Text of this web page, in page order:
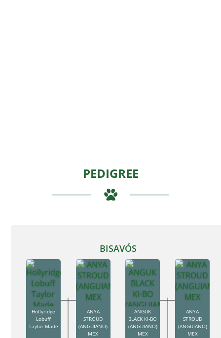
PEDIGREE
BISAVÓS
Hollyridge
Lobuff
Taylor Made
ANYA
STROUD
(ANGUIANO)
MEX
ANGUK
BLACK KI-BO
(ANGUIANO)
MEX
ANYA
STROUD
(ANGUIANO)
MEX